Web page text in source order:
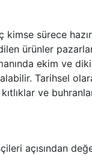
kimse sürece
ürünler
ekim ve
Tarihsel
ve
açısından